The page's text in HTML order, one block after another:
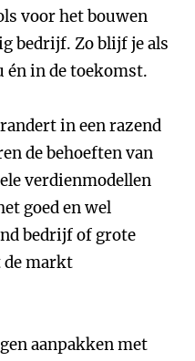
voor het bouwen
bedrijf. Zo blijf je als
én in de toekomst.
in een razend
de behoeften van
verdienmodellen
goed en wel
bedrijf of grote
markt
aanpakken met